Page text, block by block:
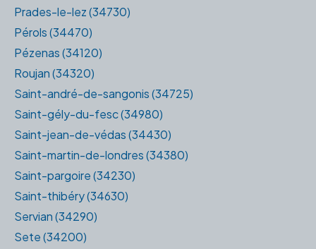
Prades-le-lez (34730)
Pérols (34470)
Pézenas (34120)
Roujan (34320)
Saint-andré-de-sangonis (34725)
Saint-gély-du-fesc (34980)
Saint-jean-de-védas (34430)
Saint-martin-de-londres (34380)
Saint-pargoire (34230)
Saint-thibéry (34630)
Servian (34290)
Sete (34200)